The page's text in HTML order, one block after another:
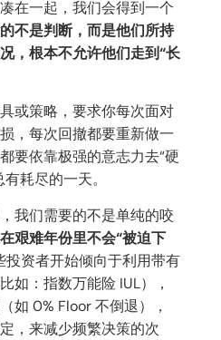
在一起，我们会得到一个
不是判断，而是他们所持
，根本不允许他们走到“长
或策略，要求你每次面对
，每次回撤都要重新做一
要依靠极强的意志力去“硬
耗尽的一天。
我们需要的不是单纯的咬
在艰难年份里不会“被迫下
投资者开始倾向于利用带有
如：指数万能险 IUL），
如 0% Floor 不倒退），
，来减少频繁决策的次